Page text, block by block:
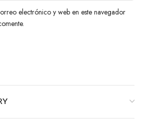
electrónico y web en este navegador